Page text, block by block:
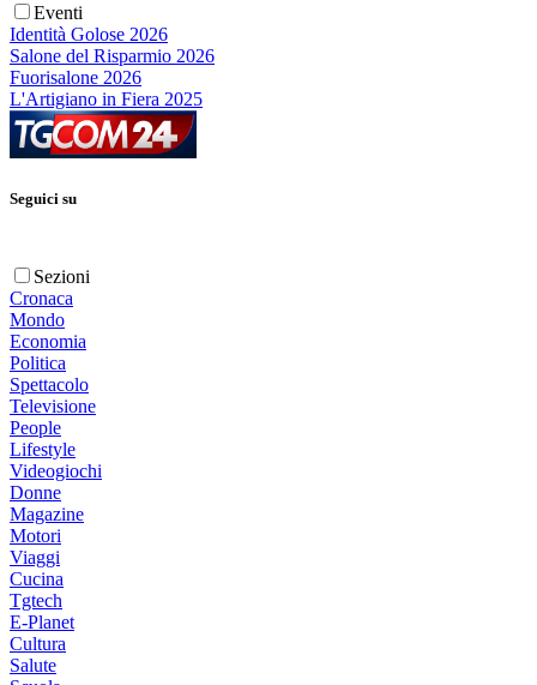
Eventi
Identità Golose 2026
Salone del Risparmio 2026
Fuorisalone 2026
L'Artigiano in Fiera 2025
Seguici su
Sezioni
Cronaca
Mondo
Economia
Politica
Spettacolo
Televisione
People
Lifestyle
Videogiochi
Donne
Magazine
Motori
Viaggi
Cucina
Tgtech
E-Planet
Cultura
Salute